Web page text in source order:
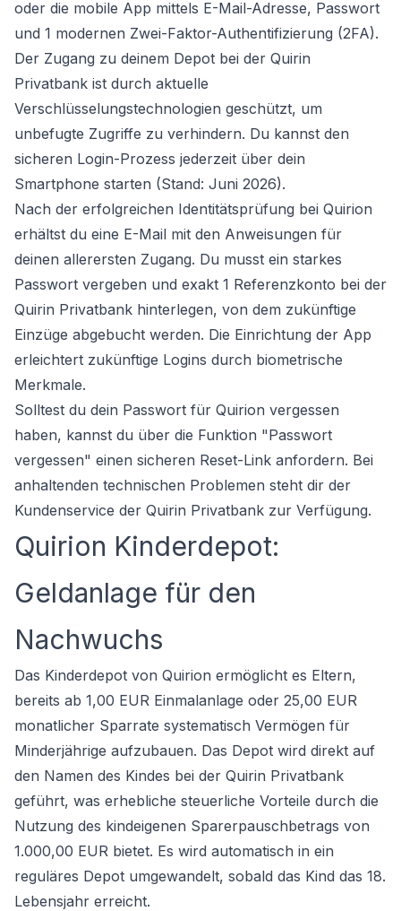
oder die mobile App mittels E-Mail-Adresse, Passwort
und 1 modernen Zwei-Faktor-Authentifizierung (2FA).
Der Zugang zu deinem Depot bei der Quirin
Privatbank ist durch aktuelle
Verschlüsselungstechnologien geschützt, um
unbefugte Zugriffe zu verhindern. Du kannst den
sicheren Login-Prozess jederzeit über dein
Smartphone starten (Stand: Juni 2026).
Nach der erfolgreichen Identitätsprüfung bei Quirion
erhältst du eine E-Mail mit den Anweisungen für
deinen allerersten Zugang. Du musst ein starkes
Passwort vergeben und exakt 1 Referenzkonto bei der
Quirin Privatbank hinterlegen, von dem zukünftige
Einzüge abgebucht werden. Die Einrichtung der App
erleichtert zukünftige Logins durch biometrische
Merkmale.
Solltest du dein Passwort für Quirion vergessen
haben, kannst du über die Funktion "Passwort
vergessen" einen sicheren Reset-Link anfordern. Bei
anhaltenden technischen Problemen steht dir der
Kundenservice der Quirin Privatbank zur Verfügung.
Quirion Kinderdepot:
Geldanlage für den
Nachwuchs
Das Kinderdepot von Quirion ermöglicht es Eltern,
bereits ab 1,00 EUR Einmalanlage oder 25,00 EUR
monatlicher Sparrate systematisch Vermögen für
Minderjährige aufzubauen. Das Depot wird direkt auf
den Namen des Kindes bei der Quirin Privatbank
geführt, was erhebliche steuerliche Vorteile durch die
Nutzung des kindeigenen Sparerpauschbetrags von
1.000,00 EUR bietet. Es wird automatisch in ein
reguläres Depot umgewandelt, sobald das Kind das 18.
Lebensjahr erreicht.